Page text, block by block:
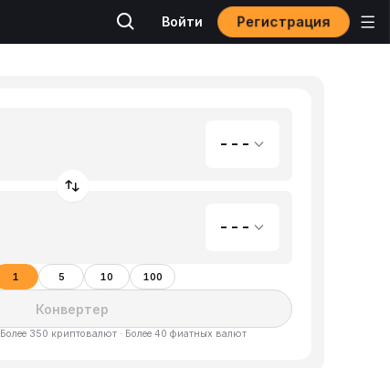
Войти Регистрация
---
---
1 5 10 100
Конвертер
350 криптовалют · Более 40 фиатных валют